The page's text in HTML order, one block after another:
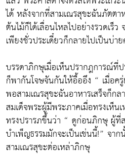
ได้ หลังจากที่สามเณรสุขะฉันภัตตา
ต้นไม้ก็ได้เลื่อนไหลไปอย่างรวดเร็
เพียงชั่วประเดี๋ยวก็กลายไปเป็นบ่า
บรรดาภิกษุเมื่อเห็นปรากฎการณ์ที่
ก็พากันโจษจันกันให้อื้ออึง “ เมื่อค
พอสามเณรสุขะฉันอาหารเสร็จก็กล
สมเด็จพระผู้มีพระภาคเมื่อทรงเห็
ทรงปรารภขึ้นว่า “ ดูก่อนภิกษุ ผู้ที่
บำเพ็ญธรรมมักจะเป็นเช่นนี้!” จา
สามเณรสุขะต่อเหล่าภิกษุ